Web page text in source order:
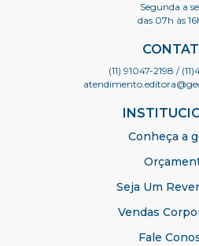
Segunda a
das 07h às
(11) 91047-2198 /
Conheça a
Seja Um
Vendas
Fale